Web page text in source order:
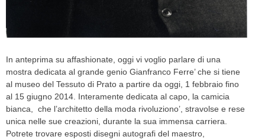
In anteprima su affashionate, oggi vi voglio parlare di una
mostra dedicata al grande genio Gianfranco Ferre’ che si tiene
al museo del Tessuto di Prato a partire da oggi, 1 febbraio fino
al 15 giugno 2014. Interamente dedicata al capo, la camicia
bianca, che l’architetto della moda rivoluziono’, stravolse e rese
unica nelle sue creazioni, durante la sua immensa carriera.
Potrete trovare esposti disegni autografi del maestro,